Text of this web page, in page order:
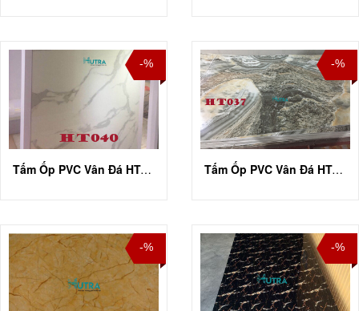
-%
Tấm Ốp PVC Vân Đá HT-A040
-%
Tấm Ốp PVC Vân Đá HT-A037
-% -%